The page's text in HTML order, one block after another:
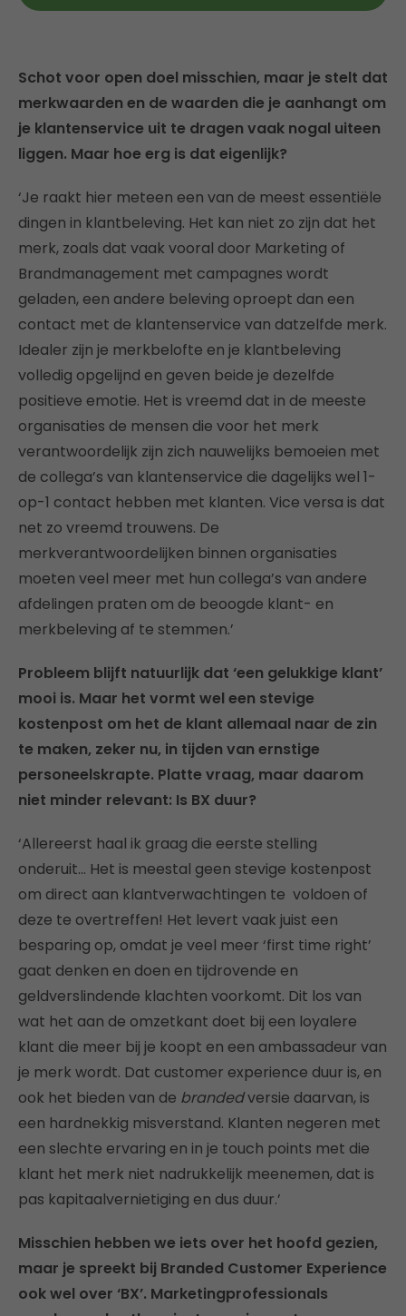
Schot voor open doel misschien, maar je stelt dat
merkwaarden en de waarden die je aanhangt om
je klantenservice uit te dragen vaak nogal uiteen
liggen. Maar hoe erg is dat eigenlijk?
‘Je raakt hier meteen een van de meest essentiële
dingen in klantbeleving. Het kan niet zo zijn dat het
merk, zoals dat vaak vooral door Marketing of
Brandmanagement met campagnes wordt
geladen, een andere beleving oproept dan een
contact met de klantenservice van datzelfde merk.
Idealer zijn je merkbelofte en je klantbeleving
volledig opgelijnd en geven beide je dezelfde
positieve emotie. Het is vreemd dat in de meeste
organisaties de mensen die voor het merk
verantwoordelijk zijn zich nauwelijks bemoeien met
de collega’s van klantenservice die dagelijks wel 1-
op-1 contact hebben met klanten. Vice versa is dat
net zo vreemd trouwens. De
merkverantwoordelijken binnen organisaties
moeten veel meer met hun collega’s van andere
afdelingen praten om de beoogde klant- en
merkbeleving af te stemmen.’
Probleem blijft natuurlijk dat ‘een gelukkige klant’
mooi is. Maar het vormt wel een stevige
kostenpost om het de klant allemaal naar de zin
te maken, zeker nu, in tijden van ernstige
personeelskrapte. Platte vraag, maar daarom
niet minder relevant: Is BX duur?
‘Allereerst haal ik graag die eerste stelling
onderuit… Het is meestal geen stevige kostenpost
om direct aan klantverwachtingen te voldoen of
deze te overtreffen! Het levert vaak juist een
besparing op, omdat je veel meer ‘first time right’
gaat denken en doen en tijdrovende en
geldverslindende klachten voorkomt. Dit los van
wat het aan de omzetkant doet bij een loyalere
klant die meer bij je koopt en een ambassadeur van
je merk wordt. Dat customer experience duur is, en
ook het bieden van de brandedversie daarvan, is
een hardnekkig misverstand. Klanten negeren met
een slechte ervaring en in je touch points met die
klant het merk niet nadrukkelijk meenemen, dat is
pas kapitaalvernietiging en dus duur.’
Misschien hebben we iets over het hoofd gezien,
maar je spreekt bij Branded Customer Experience
ook wel over ‘BX’. Marketingprofessionals